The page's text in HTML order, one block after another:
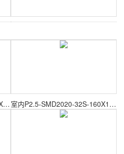
室内P1.25-SMD1010-64S-320X160mm室内表贴模组 室内P2.5-SMD2020-32S-160X160mm室内表贴模组